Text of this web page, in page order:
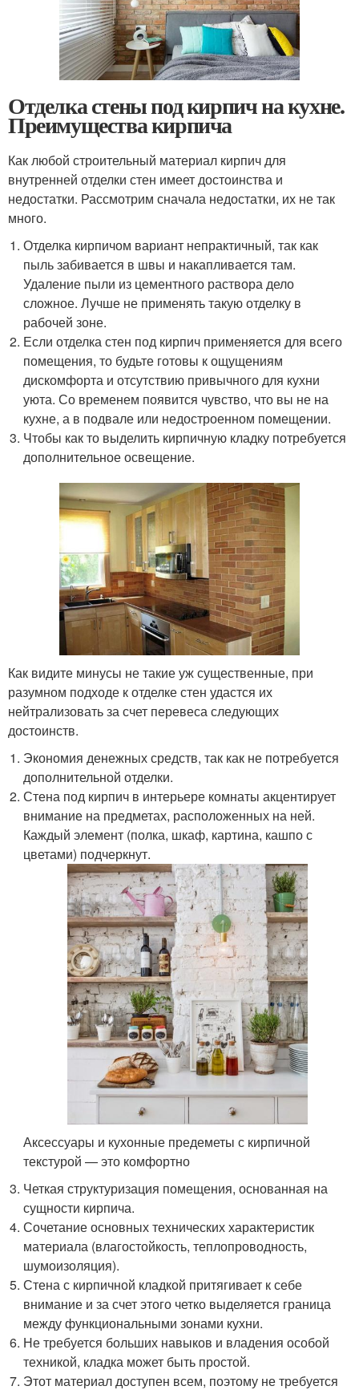
Отделка стены под кирпич на кухне.
Преимущества кирпича
Как любой строительный материал кирпич для
внутренней отделки стен имеет достоинства и
недостатки. Рассмотрим сначала недостатки, их не так
много.
Отделка кирпичом вариант непрактичный, так как
пыль забивается в швы и накапливается там.
Удаление пыли из цементного раствора дело
сложное. Лучше не применять такую отделку в
рабочей зоне.
Если отделка стен под кирпич применяется для всего
помещения, то будьте готовы к ощущениям
дискомфорта и отсутствию привычного для кухни
уюта. Со временем появится чувство, что вы не на
кухне, а в подвале или недостроенном помещении.
Чтобы как то выделить кирпичную кладку потребуется
дополнительное освещение.
Как видите минусы не такие уж существенные, при
разумном подходе к отделке стен удастся их
нейтрализовать за счет перевеса следующих
достоинств.
Экономия денежных средств, так как не потребуется
дополнительной отделки.
Стена под кирпич в интерьере комнаты акцентирует
внимание на предметах, расположенных на ней.
Каждый элемент (полка, шкаф, картина, кашпо с
цветами) подчеркнут.
Аксессуары и кухонные предеметы с кирпичной
текстурой — это комфортно
Четкая структуризация помещения, основанная на
сущности кирпича.
Сочетание основных технических характеристик
материала (влагостойкость, теплопроводность,
шумоизоляция).
Стена с кирпичной кладкой притягивает к себе
внимание и за счет этого четко выделяется граница
между функциональными зонами кухни.
Не требуется больших навыков и владения особой
техникой, кладка может быть простой.
Этот материал доступен всем, поэтому не требуется